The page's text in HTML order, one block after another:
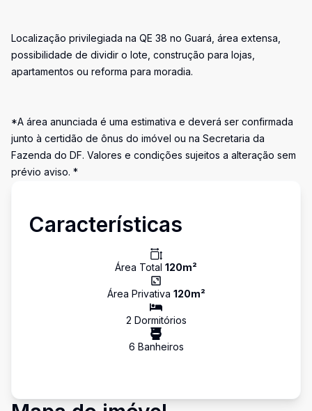
Localização privilegiada na QE 38 no Guará, área extensa,
possibilidade de dividir o lote, construção para lojas,
apartamentos ou reforma para moradia.
*A área anunciada é uma estimativa e deverá ser confirmada
junto à certidão de ônus do imóvel ou na Secretaria da
Fazenda do DF. Valores e condições sujeitos a alteração sem
prévio aviso. *
Características
Área Total 120m²
Área Privativa 120m²
2 Dormitórios
6 Banheiros